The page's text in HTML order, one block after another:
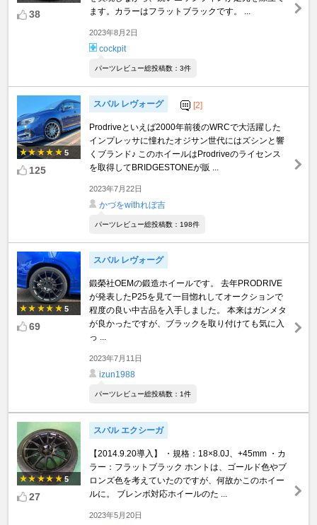
38
ます。カラーはフラットブラックです。 ...
2023年8月2日
cockpit
パーツレビュー総投稿数：3件
5
125
スバル レヴォーグ [2]
Prodriveといえば2000年前後のWRCで大活躍した
インプレッサに憧れたオジサン世代にはズシンと響
くブランド♪ このホイールはProdriveのライセンス
を取得してBRIDGESTONEが販 ...
2023年7月22日
かづをwithれぼ吉
パーツレビュー総投稿数：198件
5
69
スバル レヴォーグ
鍛榮社OEMの鍛造ホイールです。 去年PRODRIVE
が発表したP25を見て一目惚れしてオークションで
程度の良い中古品を入手しました。 本来はガンメタ
が良かったですが、ブラックを取り付けても気に入
っ ...
2023年7月11日
izun1988
パーツレビュー総投稿数：1件
5
27
スバル エクシーガ
【2014.9.20導入】 ・規格：18×8.0J、+45mm ・カ
ラー：フラットブラック ホントは、ゴールド色やブ
ロンズ色を考えていたのですが、何故かこのホイー
ルに。 ブレンボ対応ホイールのた ...
2023年5月20日